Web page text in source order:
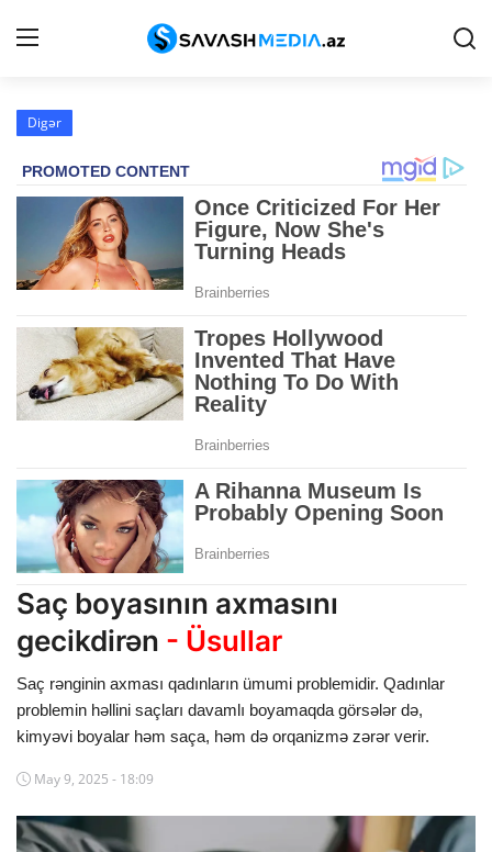
Haqqımızda
Peşə etikası
Reklam
Gündəm
Siyasət
Hadisə
Dünya
Cəmiyyət
İdman
Mövqe
Maraqlı
Sağlıq
Digər
Saç boyasının axmasını
gecikdirən - Üsullar
Saç rənginin axması qadınların ümumi problemidir. Qadınlar
problemin həllini saçları davamlı boyamaqda görsələr də,
kimyəvi boyalar həm saça, həm də orqanizmə zərər verir.
May 9, 2025 - 18:09